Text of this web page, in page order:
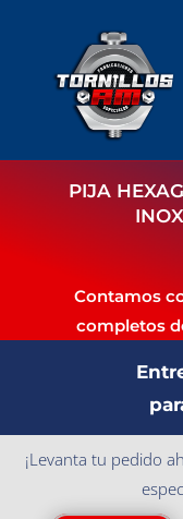
PIJA
Contamos
completos
¡Levanta tu pedido